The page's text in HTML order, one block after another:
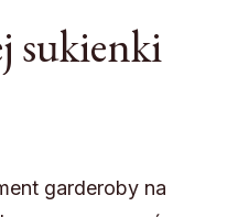
sukienki
garderoby na